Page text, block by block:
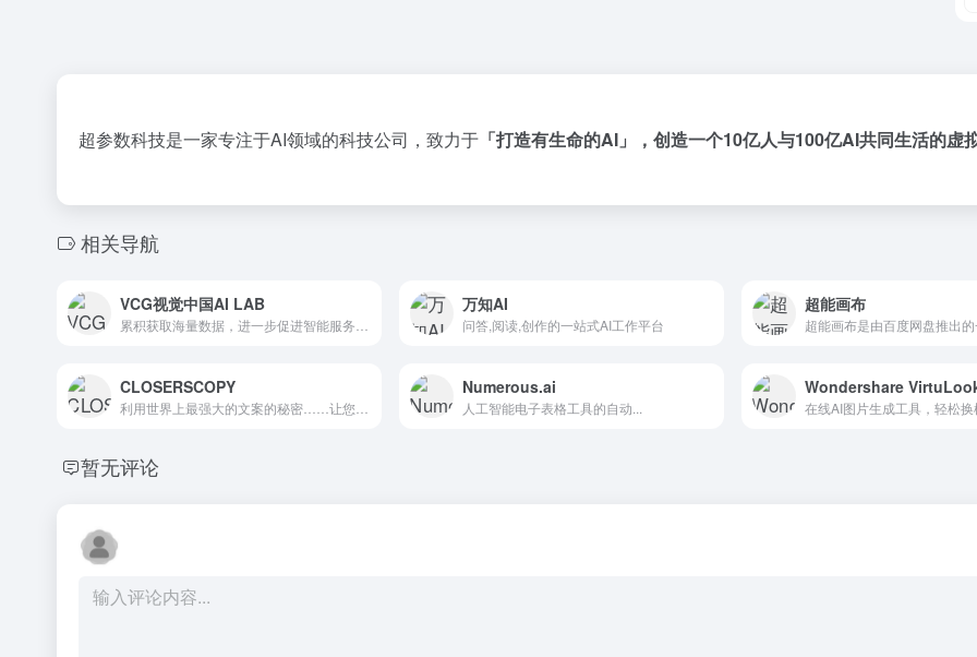
超参数科技是一家专注于AI领域的科技公司，致力于 「打造有生命的AI」，创造一个10亿人与100亿AI共同生活的虚
相关导航
VCG视觉中国AI LAB 万知AI
问答,阅读,创作的一站式AI工作平台
超能画布
CLOSERSCOPY Numerous.ai
人工智能电子表格工具的自动...
Wondershare
暂无评论